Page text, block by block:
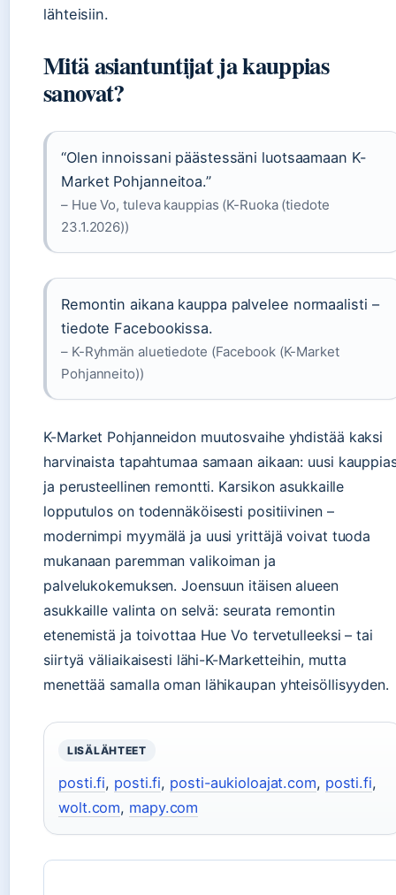
lähteisiin.
Mitä asiantuntijat ja kauppias
sanovat?
“Olen innoissani päästessäni luotsaamaan K-
Market Pohjanneitoa.”
– Hue Vo, tuleva kauppias (K-Ruoka (tiedote
23.1.2026))
Remontin aikana kauppa palvelee normaalisti –
tiedote Facebookissa.
– K-Ryhmän aluetiedote (Facebook (K-Market
Pohjanneito))
K-Market Pohjanneidon muutosvaihe yhdistää kaksi
harvinaista tapahtumaa samaan aikaan: uusi
ja perusteellinen remontti. Karsikon asukkaille
lopputulos on todennäköisesti positiivinen –
modernimpi myymälä ja uusi yrittäjä voivat tuoda
mukanaan paremman valikoiman ja
palvelukokemuksen. Joensuun itäisen alueen
asukkaille valinta on selvä: seurata remontin
etenemistä ja toivottaa Hue Vo tervetulleeksi – tai
siirtyä väliaikaisesti lähi-K-Marketteihin, mutta
menettää samalla oman lähikaupan yhteisöllisyyden.
LISÄLÄHTEET
posti.fi, posti.fi, posti-aukioloajat.com, posti.fi,
wolt.com, mapy.com